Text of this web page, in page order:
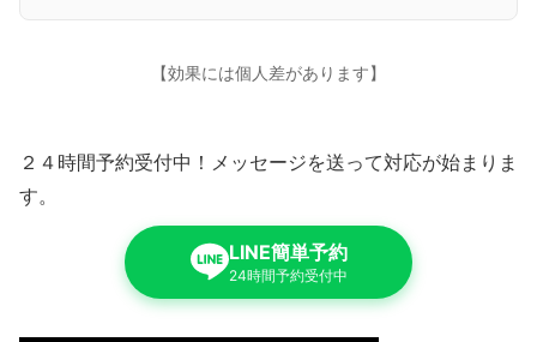
【効果には個人差があります】
２４時間予約受付中！メッセージを送って対応が始まりま
す。
LINE簡単予約
24時間予約受付中